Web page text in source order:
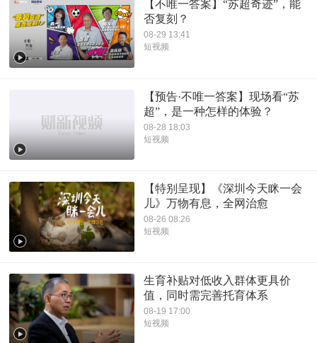
【不唯一答案】“苏超奇迹”，能
否复刻？
08-29 13:41
短视频
【预告·不唯一答案】现场看“苏
超”，是一种怎样的体验？
08-28 18:03
短视频
【特别呈现】《深圳今天眯一会
儿》万物有息，全网治愈
08-26 08:26
短视频
生育补贴对低收入群体更具价
值，同时需完善托育体系
08-19 17:00
短视频